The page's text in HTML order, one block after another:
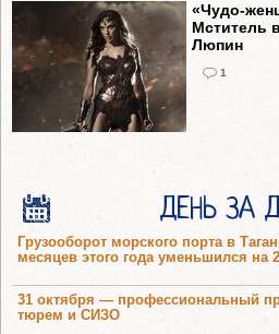
«Чудо-
Мститель
Люпин
1
ДЕНЬ ЗА
Грузооборот морского порта в
месяцев этого года уменьшился на
31 октября — профессиональный
тюрем и СИЗО